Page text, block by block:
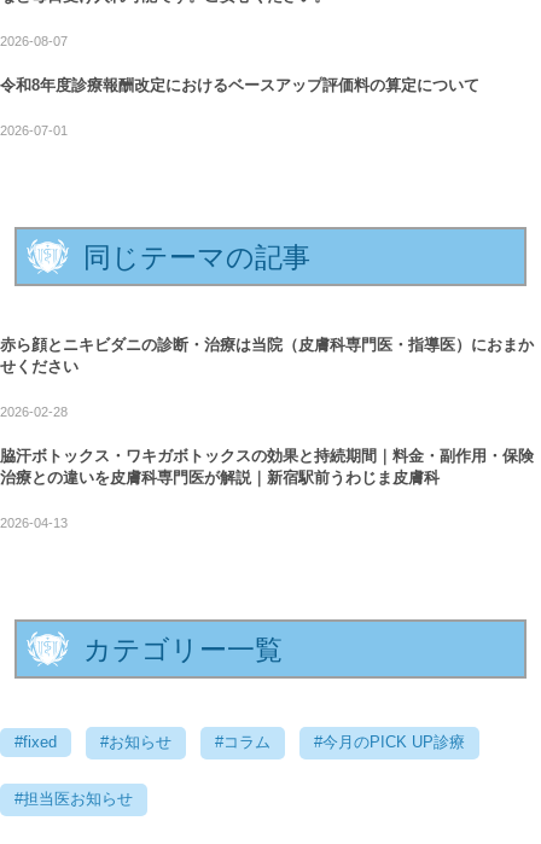
2026-08-07
令和8年度診療報酬改定におけるベースアップ評価料の算定について
2026-07-01
同じテーマの記事
赤ら顔とニキビダニの診断・治療は当院（皮膚科専門医・指導医）におまか
せください
2026-02-28
脇汗ボトックス・ワキガボトックスの効果と持続期間｜料金・副作用・保険
治療との違いを皮膚科専門医が解説｜新宿駅前うわじま皮膚科
2026-04-13
カテゴリー一覧
#fixed #お知らせ #コラム #今月のPICK UP診療
#担当医お知らせ